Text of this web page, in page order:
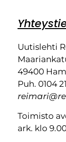
Uutislehti
49400
Puh. 0104
Toimisto
ark. klo